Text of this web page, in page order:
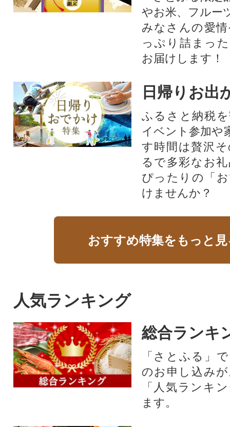
やお米、フルー
みなさんの愛
っぷり詰まっ
お届けします！
日帰りお出
ふるさと納税
イベント参加や
す時間は贅沢
るで多彩なお
ぴったりの「
けませんか？
おすすめ特集をもっと
人気ランキング
総合ランキ
「さとふる」
のお申し込み
「人気ランキ
ます。